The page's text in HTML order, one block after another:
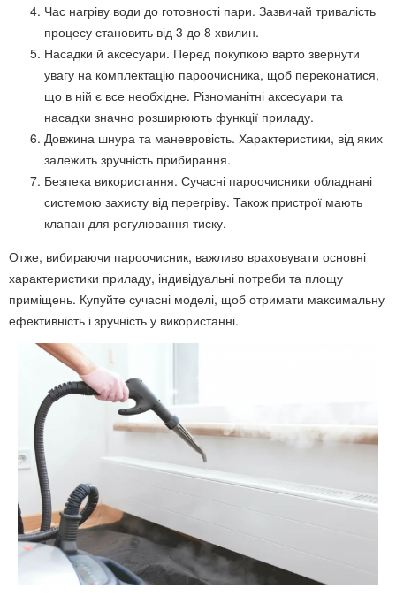
Час нагріву води до готовності пари. Зазвичай тривалість
процесу становить від 3 до 8 хвилин.
Насадки й аксесуари. Перед покупкою варто звернути
увагу на комплектацію пароочисника, щоб переконатися,
що в ній є все необхідне. Різноманітні аксесуари та
насадки значно розширюють функції приладу.
Довжина шнура та маневровість. Характеристики, від яких
залежить зручність прибирання.
Безпека використання. Сучасні пароочисники обладнані
системою захисту від перегріву. Також пристрої мають
клапан для регулювання тиску.
Отже, вибираючи пароочисник, важливо враховувати основні
характеристики приладу, індивідуальні потреби та площу
приміщень. Купуйте сучасні моделі, щоб отримати максимальну
ефективність і зручність у використанні.